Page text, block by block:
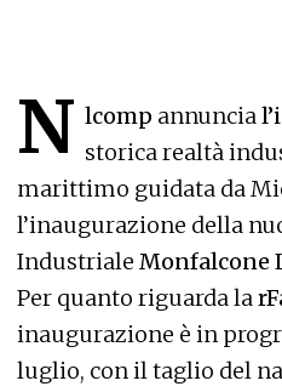
N lcomp annuncia
storica realtà
marittimo guidata da
l’inaugurazione della
Industriale Monfalcone
Per quanto riguarda la
inaugurazione è in
luglio, con il taglio del